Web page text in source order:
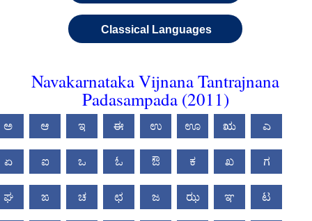
Classical Languages
Navakarnataka Vijnana Tantrajnana
Padasampada (2011)
ಅ ಆ ಇ ಈ ಉ ಊ ಋ ಎ
ಏ ಐ ಒ ಓ ಔ ಕ ಖ ಗ
ಘ ಙ ಚ ಛ ಜ ಝ ಞ ಟ